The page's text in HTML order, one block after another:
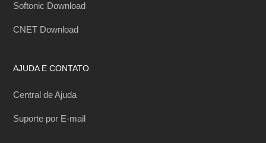
Softonic Download
CNET Download
AJUDA E CONTATO
Central de Ajuda
Suporte por E-mail